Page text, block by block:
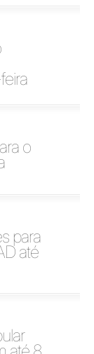
o
para
até